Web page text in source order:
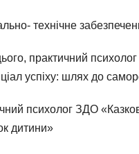
технічне
практичний
успіху: шлях до
психолог ЗДО
дитини»